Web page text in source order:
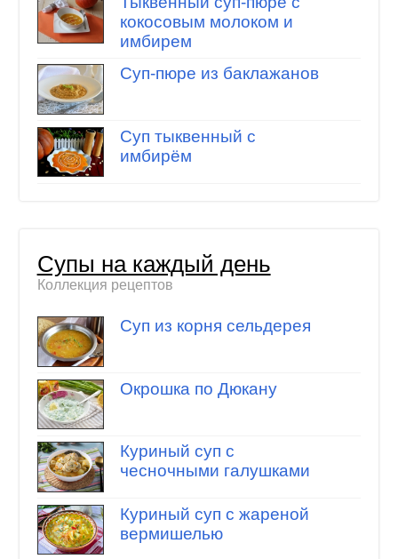
кокосовым молоком и
имбирем
Суп-пюре из баклажанов
Суп тыквенный с
имбирём
Супы на каждый день
Коллекция рецептов
Суп из корня сельдерея
Окрошка по Дюкану
Куриный суп с
чесночными галушками
Куриный суп с жареной
вермишелью